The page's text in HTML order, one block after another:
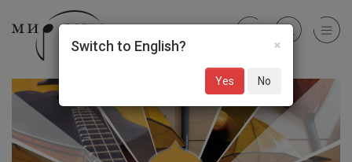
×
Switch to English?
Yes No